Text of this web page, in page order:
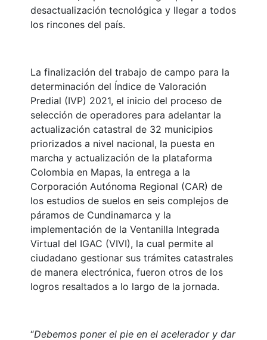
desactualización tecnológica y llegar a todos
los rincones del país.
La finalización del trabajo de campo para la
determinación del Índice de Valoración
Predial (IVP) 2021, el inicio del proceso de
selección de operadores para adelantar la
actualización catastral de 32 municipios
priorizados a nivel nacional, la puesta en
marcha y actualización de la plataforma
Colombia en Mapas, la entrega a la
Corporación Autónoma Regional (CAR) de
los estudios de suelos en seis complejos de
páramos de Cundinamarca y la
implementación de la Ventanilla Integrada
Virtual del IGAC (VIVI), la cual permite al
ciudadano gestionar sus trámites catastrales
de manera electrónica, fueron otros de los
logros resaltados a lo largo de la jornada.
“Debemos poner el pie en el acelerador y dar